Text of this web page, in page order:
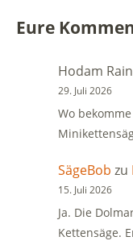
Eure
Hodam
29. Juli 2026
Wo
SägeBob zu
15. Juli 2026
Ja. Die
Kettensäge.